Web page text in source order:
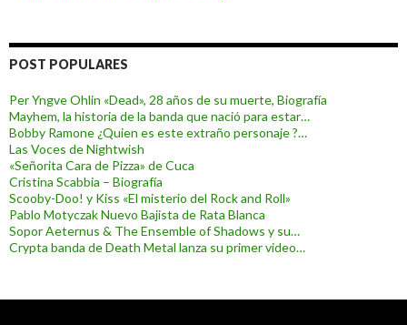
POST POPULARES
Per Yngve Ohlin «Dead», 28 años de su muerte, Biografía
Mayhem, la historia de la banda que nació para estar…
Bobby Ramone ¿Quien es este extraño personaje ?…
Las Voces de Nightwish
«Señorita Cara de Pizza» de Cuca
Cristina Scabbia – Biografía
Scooby-Doo! y Kiss «El misterio del Rock and Roll»
Pablo Motyczak Nuevo Bajista de Rata Blanca
Sopor Aeternus & The Ensemble of Shadows y su…
Crypta banda de Death Metal lanza su primer video…